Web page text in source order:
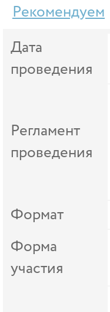
Рекомендуем
Дата
проведения
Регламент
проведения
Формат
Форма
участия